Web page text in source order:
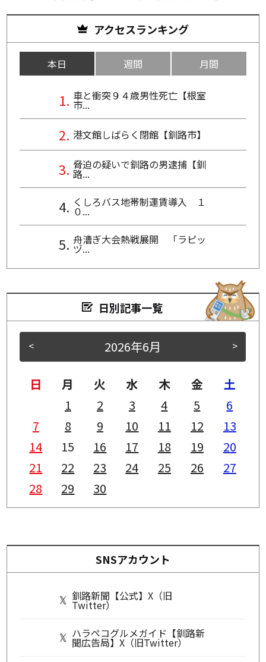
アクセスランキング
本日 週間 月間
車と衝突９４歳男性死亡【根室
市...
港文館しばらく閉館【釧路市】
脅迫の疑いで釧路の男逮捕【釧
路...
くしろバス地帯制運賃導入 １
０...
舟漕ぎ大会熱戦展開 「ラピッ
ヅ...
日別記事一覧
< >
2026年6月
日 月 火 水 木 金
土
1
2 3 4 5
6
7
8 9 10 11 12
13
14
15 16 17 18 19
20
21
22 23 24 25 26
27
28
29 30
SNSアカウント
釧路新聞【公式】X（旧
Twitter）
ハラペコグルメガイド【釧路新
聞広告局】X（旧Twitter）